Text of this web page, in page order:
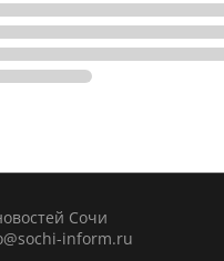
Сочи
inform.ru